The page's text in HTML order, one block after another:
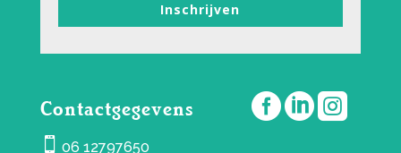
Inschrijven
Contactgegevens
 06 12797650
